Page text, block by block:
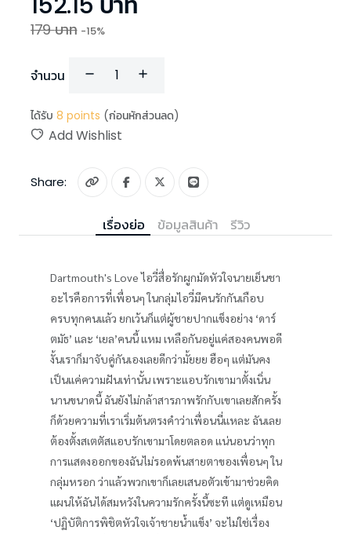
179บาท -15%
จำนวน
ได้รับ 8 points (ก่อนหักส่วนลด)
Add Wishlist
Share:
เรื่องย่อ ข้อมูลสินค้า รีวิว
Dartmouth's Love ไอวี่สื่อรักผูกมัดหัวใจนายเย็นชา
อะไรคือการที่เพื่อนๆ ในกลุ่มไอวี่มีคนรักกันเกือบ
ครบทุกคนแล้ว ยกเว้นก็แต่ผู้ชายปากแข็งอย่าง ‘ดาร์
ตมัธ’ และ ‘เยล’คนนี้ แหม เหลือกันอยู่แค่สองคนพอดี
งั้นเราก็มาจับคู่กันเองเลยดีกว่ามั้ยยย ฮือๆ แต่มันคง
เป็นแค่ความฝันเท่านั้น เพราะแอบรักเขามาตั้งเนิ่น
นานขนาดนี้ ฉันยังไม่กล้าสารภาพรักกับเขาเลยสักครั้ง
ก็ด้วยความที่เราเริ่มต้นตรงคำว่าเพื่อนนี่แหละ ฉันเลย
ต้องตั้งสเตตัสแอบรักเขามาโดยตลอด แน่นอนว่าทุก
การแสดงออกของฉันไม่รอดพ้นสายตาของเพื่อนๆ ใน
กลุ่มหรอก ว่าแล้วพวกเขาก็เลยเสนอตัวเข้ามาช่วยคิด
แผนให้ฉันได้สมหวังในความรักครั้งนี้ซะที แต่ดูเหมือน
‘ปฏิบัติการพิชิตหัวใจเจ้าชายน้ำแข็ง’ จะไม่ใช่เรื่อง